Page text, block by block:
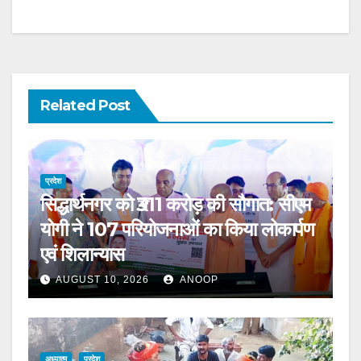
Related Post
प्रदेश
सिद्धार्थनगर को ₹311 करोड़ की सौगात: सीएम
योगी ने 107 परियोजनाओं का किया लोकार्पण
एवं शिलान्यास
AUGUST 10, 2026 ANOOP
अध्यात्म प्रदेश